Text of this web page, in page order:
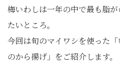
梅いわしは一年の中で最も脂
たいところ。
今回は旬のマイワシを使った
のから揚げ」をご紹介します。